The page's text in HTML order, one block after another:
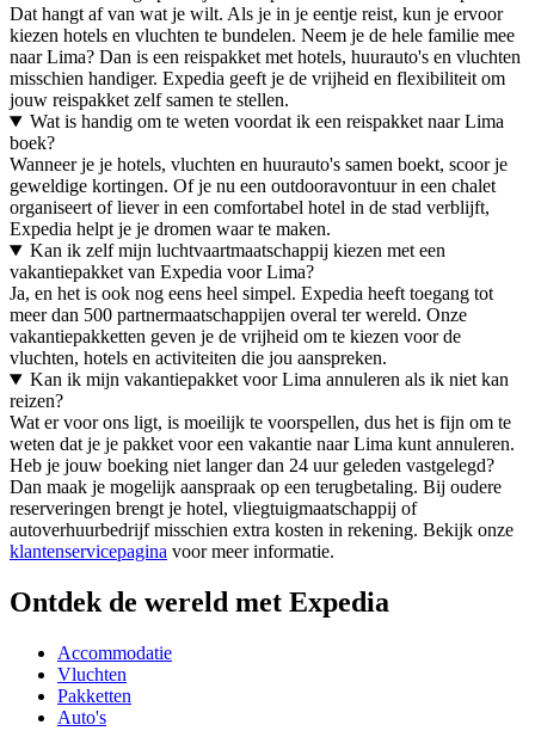
Dat hangt af van wat je wilt. Als je in je eentje reist, kun je ervoor
kiezen hotels en vluchten te bundelen. Neem je de hele familie mee
naar Lima? Dan is een reispakket met hotels, huurauto's en vluchten
misschien handiger. Expedia geeft je de vrijheid en flexibiliteit om
jouw reispakket zelf samen te stellen.
Wat is handig om te weten voordat ik een reispakket naar Lima
boek?
Wanneer je je hotels, vluchten en huurauto's samen boekt, scoor je
geweldige kortingen. Of je nu een outdooravontuur in een chalet
organiseert of liever in een comfortabel hotel in de stad verblijft,
Expedia helpt je je dromen waar te maken.
Kan ik zelf mijn luchtvaartmaatschappij kiezen met een
vakantiepakket van Expedia voor Lima?
Ja, en het is ook nog eens heel simpel. Expedia heeft toegang tot
meer dan 500 partnermaatschappijen overal ter wereld. Onze
vakantiepakketten geven je de vrijheid om te kiezen voor de
vluchten, hotels en activiteiten die jou aanspreken.
Kan ik mijn vakantiepakket voor Lima annuleren als ik niet kan
reizen?
Wat er voor ons ligt, is moeilijk te voorspellen, dus het is fijn om te
weten dat je je pakket voor een vakantie naar Lima kunt annuleren.
Heb je jouw boeking niet langer dan 24 uur geleden vastgelegd?
Dan maak je mogelijk aanspraak op een terugbetaling. Bij oudere
reserveringen brengt je hotel, vliegtuigmaatschappij of
autoverhuurbedrijf misschien extra kosten in rekening. Bekijk onze
klantenservicepagina voor meer informatie.
Ontdek de wereld met Expedia
Accommodatie
Vluchten
Pakketten
Auto's